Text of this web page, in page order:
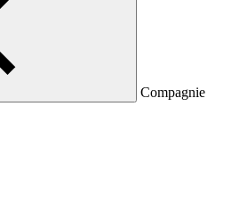
Compagnie